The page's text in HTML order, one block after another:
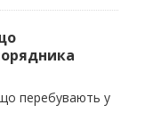
що перебувають у